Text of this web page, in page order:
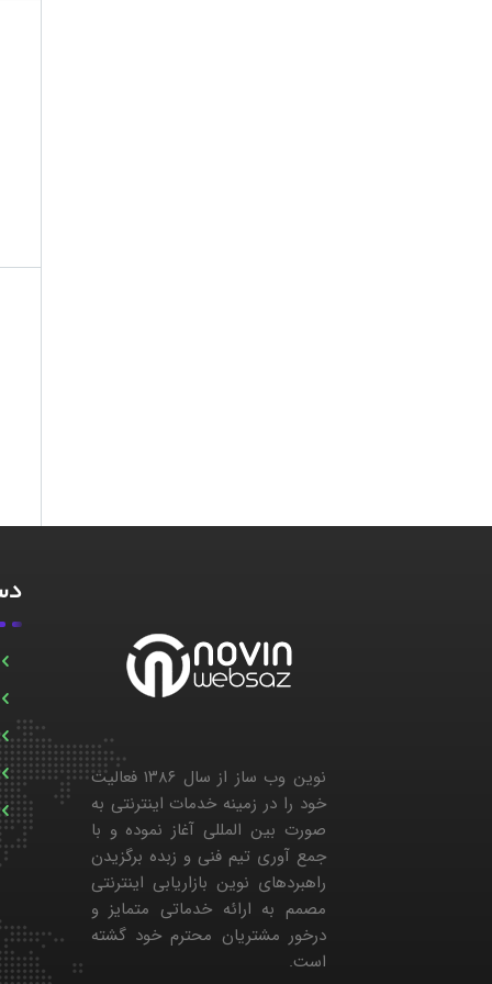
نوین وب ساز از سال ۱۳۸۶ فعالیت
خود را در زمینه خدمات اینترنتی به
صورت بین المللی آغاز نموده و با
جمع آوری تیم فنی و زبده برگزیدن
راهبردهای نوین بازاریابی اینترنتی
مصمم به ارائه خدماتی متمایز و
درخور مشتریان محترم خود گشته
است.